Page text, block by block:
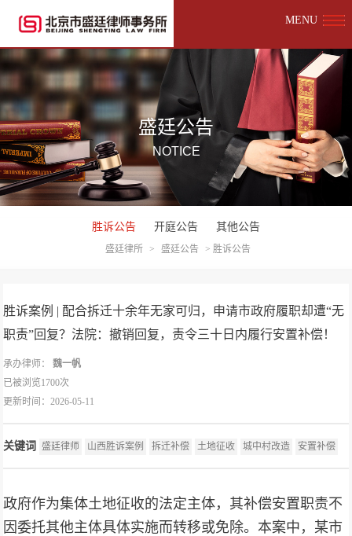
MENU
盛廷公告
NOTICE
胜诉公告 开庭公告 其他公告
盛廷律所 > 盛廷公告 > 胜诉公告
胜诉案例 | 配合拆迁十余年无家可归，申请市政府履职却遭“无
职责”回复？法院：撤销回复，责令三十日内履行安置补偿！
承办律师：
魏一帆
已被浏览1700次
更新时间：2026-05-11
关键词 盛廷律师 山西胜诉案例 拆迁补偿 土地征收 城中村改造 安置补偿
政府作为集体土地征收的法定主体，其补偿安置职责不
因委托其他主体具体实施而转移或免除。本案中，某市